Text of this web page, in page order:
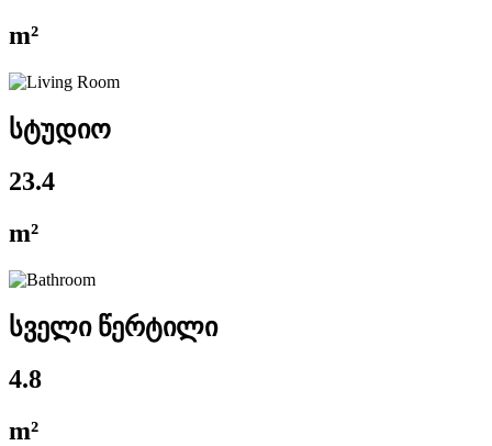
m²
სტუდიო
23.4
m²
სველი წერტილი
4.8
m²